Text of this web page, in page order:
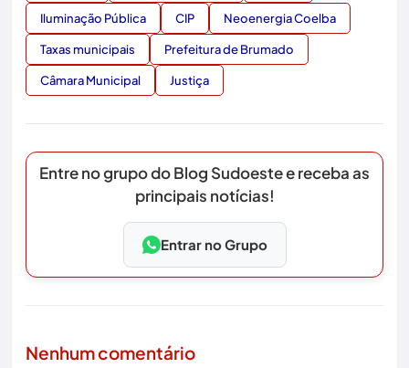
Iluminação Pública CIP Neoenergia Coelba
Taxas municipais Prefeitura de Brumado
Câmara Municipal Justiça
Entre no grupo do Blog Sudoeste e receba as
principais notícias!
Entrar no Grupo
Nenhum comentário